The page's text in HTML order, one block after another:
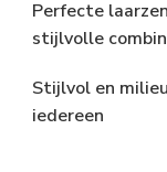
Perfecte
stijlvolle
Stijlvol en
iedereen